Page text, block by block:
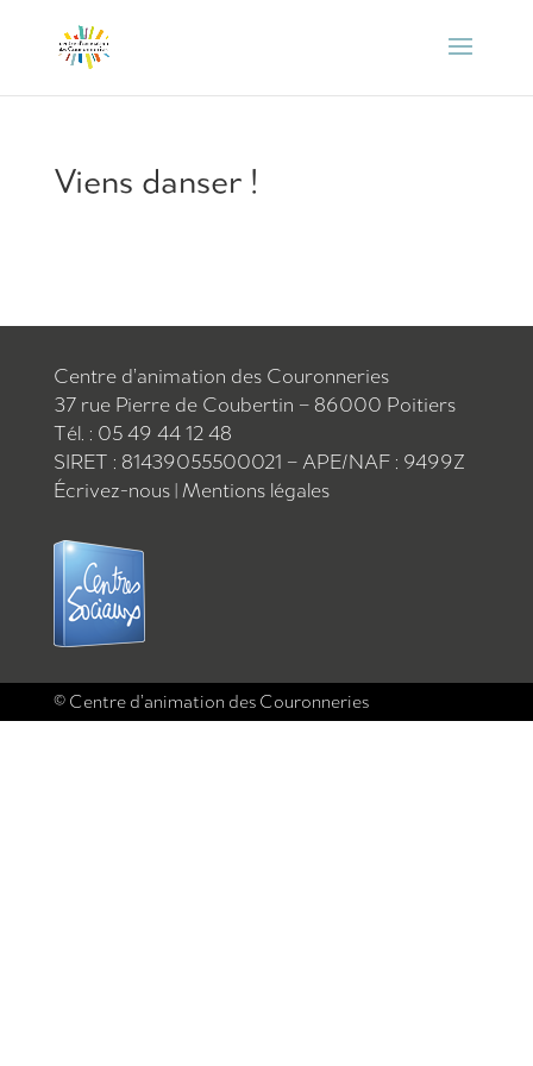
Viens danser !
Centre d’animation des Couronneries
37 rue Pierre de Coubertin – 86000 Poitiers
Tél. : 05 49 44 12 48
SIRET : 81439055500021 – APE/NAF : 9499Z
Écrivez-nous|Mentions légales
© Centre d’animation des Couronneries